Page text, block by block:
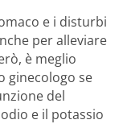
e i disturbi
per alleviare
è meglio
ginecologo se
del
e il potassio